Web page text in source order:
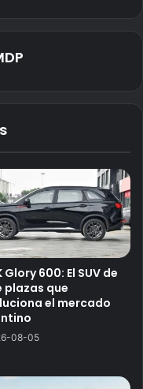
Glory 600: El SUV de
plazas que
el mercado
08-05